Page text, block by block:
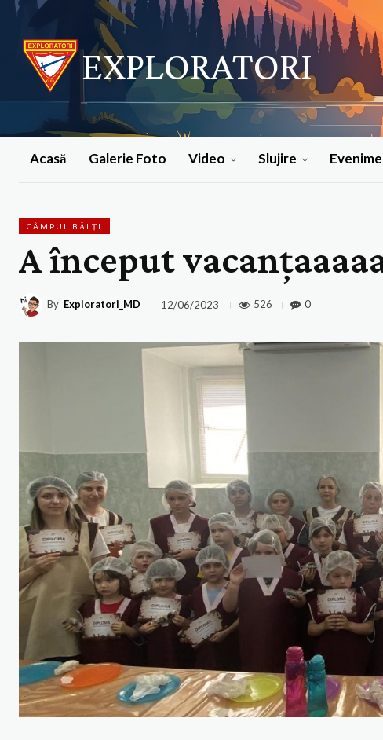
EXPLORATORI
Acasă Galerie Foto Video Slujire
CÂMPUL BĂLȚI
A început
By Exploratori_MD 12/06/2023 526 0